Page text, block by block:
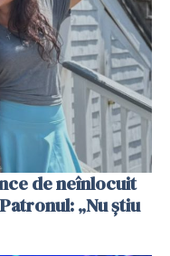
de neînlocuit
„Nu știu